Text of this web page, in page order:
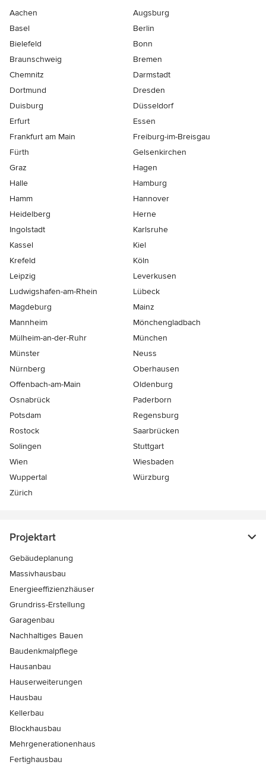
Aachen
Augsburg
Basel
Berlin
Bielefeld
Bonn
Braunschweig
Bremen
Chemnitz
Darmstadt
Dortmund
Dresden
Duisburg
Düsseldorf
Erfurt
Essen
Frankfurt am Main
Freiburg-im-Breisgau
Fürth
Gelsenkirchen
Graz
Hagen
Halle
Hamburg
Hamm
Hannover
Heidelberg
Herne
Ingolstadt
Karlsruhe
Kassel
Kiel
Krefeld
Köln
Leipzig
Leverkusen
Ludwigshafen-am-Rhein
Lübeck
Magdeburg
Mainz
Mannheim
Mönchen­gladbach
Mülheim-an-der-Ruhr
München
Münster
Neuss
Nürnberg
Oberhausen
Offenbach-am-Main
Oldenburg
Osnabrück
Paderborn
Potsdam
Regensburg
Rostock
Saarbrücken
Solingen
Stuttgart
Wien
Wiesbaden
Wuppertal
Würzburg
Zürich
Projektart
Gebäudeplanung
Massivhausbau
Energieeffizienzhäuser
Grundriss-Erstellung
Garagenbau
Nachhaltiges Bauen
Baudenkmalpflege
Hausanbau
Hauserweiterungen
Hausbau
Kellerbau
Blockhausbau
Mehrgenerationenhaus
Fertighausbau